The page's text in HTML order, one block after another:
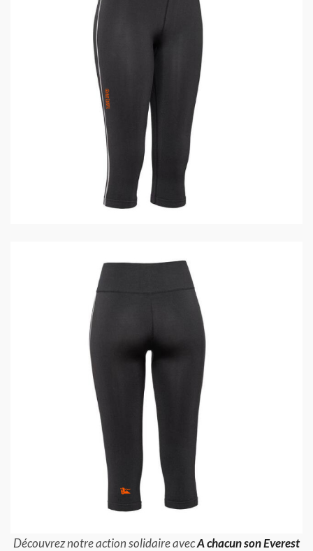
Découvrez notre action solidaire avecA chacun son Everest